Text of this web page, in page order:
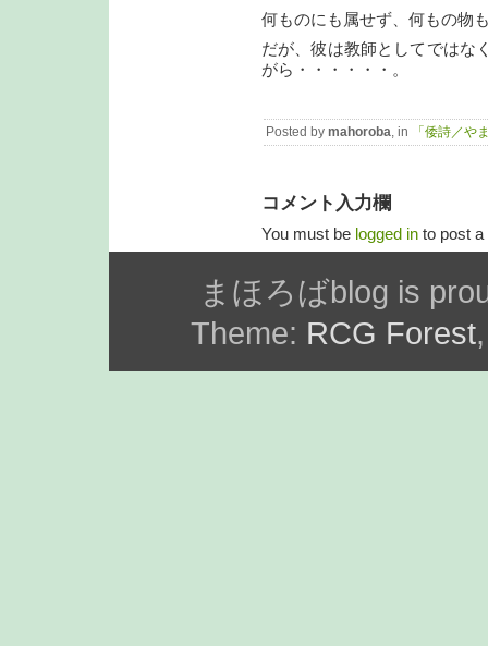
何ものにも属せず、何もの物
だが、彼は教師としてではな
がら・・・・・・。
Posted by mahoroba, in 「倭詩／や
コメント入力欄
You must be logged in to post
まほろばblog is
Theme: RCG Forest